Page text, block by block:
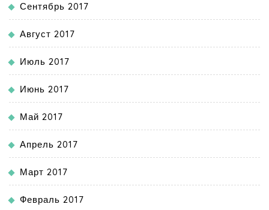
Сентябрь 2017
Август 2017
Июль 2017
Июнь 2017
Май 2017
Апрель 2017
Март 2017
Февраль 2017